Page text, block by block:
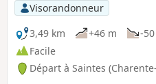
Visorandonneur
3,49 km
+46 m -
Facile
Départ à Saintes